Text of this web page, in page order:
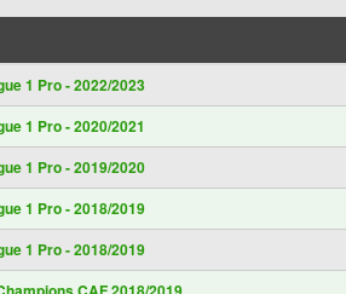
1 Pro - 2022/2023
1 Pro - 2020/2021
1 Pro - 2019/2020
1 Pro - 2018/2019
1 Pro - 2018/2019